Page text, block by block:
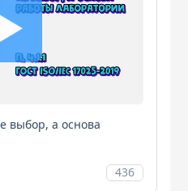
выбор, а основа
436